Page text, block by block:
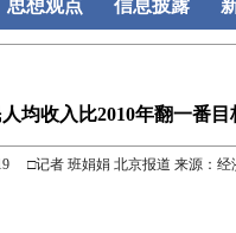
思想观点 信息披露
均收入比2010年翻一番
□记者 班娟娟 北京报道 来源：经